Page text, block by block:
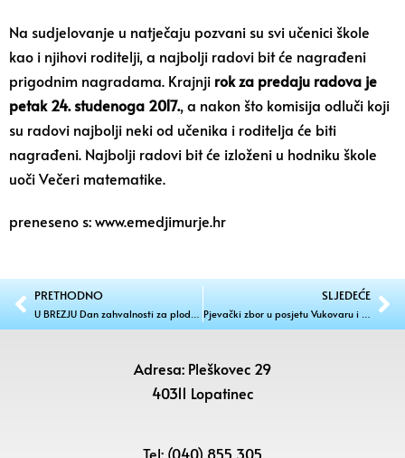
Na sudjelovanje u natječaju pozvani su svi učenici škole
kao i njihovi roditelji, a najbolji radovi bit će nagrađeni
prigodnim nagradama. Krajnji rok za predaju radova je
petak 24. studenoga 2017., a nakon što komisija odluči koji
su radovi najbolji neki od učenika i roditelja će biti
nagrađeni. Najbolji radovi bit će izloženi u hodniku škole
uoči Večeri matematike.
preneseno s: www.emedjimurje.hr
PRETHODNO
U BREZJU Dan zahvalnosti za plodove zemlje
SLJEDEĆE
Pjevački zbor u posjetu Vukovaru i Vođincima
Adresa: Pleškovec 29
40311 Lopatinec
Tel: (040) 855 305